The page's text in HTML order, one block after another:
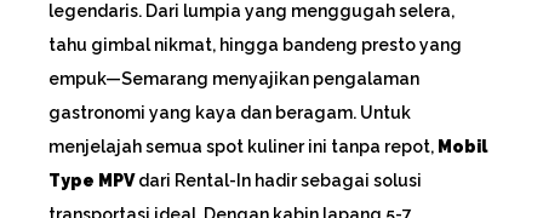
legendaris. Dari lumpia yang menggugah selera,
tahu gimbal nikmat, hingga bandeng presto yang
empuk—Semarang menyajikan pengalaman
gastronomi yang kaya dan beragam. Untuk
menjelajah semua spot kuliner ini tanpa repot, Mobil
Type MPVdari Rental-In hadir sebagai solusi